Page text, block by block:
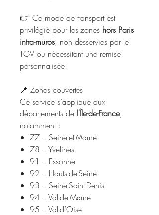
👉 Ce mode de transport est
privilégié pour les zones hors Paris
intra-muros, non desservies par le
TGV ou nécessitant une remise
personnalisée.
📍 Zones couvertes
Ce service s’applique aux
départements de l’Île-de-France,
notamment :
77 – Seine-et-Marne
78 – Yvelines
91 – Essonne
92 – Hauts-de-Seine
93 – Seine-Saint-Denis
94 – Val-de-Marne
95 – Val-d’Oise